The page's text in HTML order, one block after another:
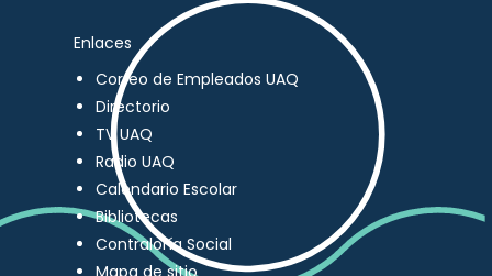
Enlaces
Correo de Empleados UAQ
Directorio
TV UAQ
Radio UAQ
Calendario Escolar
Bibliotecas
Contraloría Social
Mapa de sitio